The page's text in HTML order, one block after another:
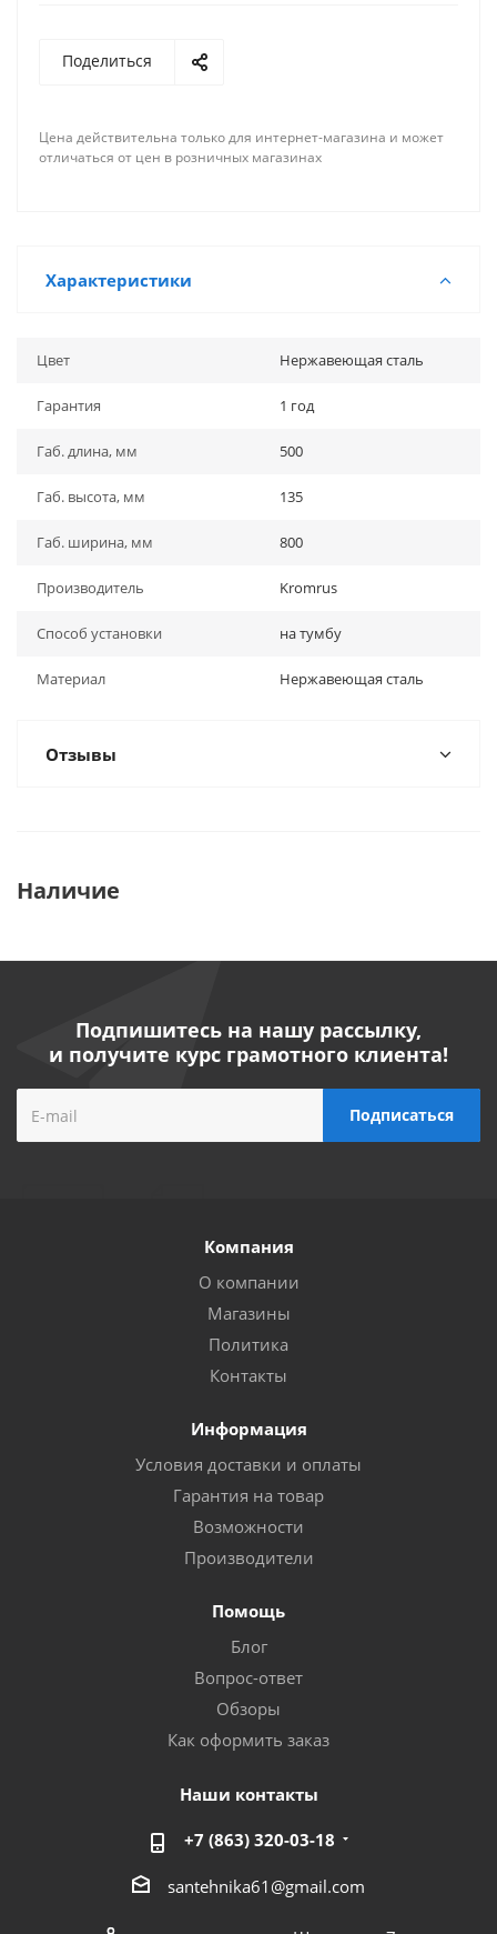
Поделиться
Цена действительна только для интернет-магазина и может
отличаться от цен в розничных магазинах
Характеристики
Цвет Нержавеющая сталь
Гарантия 1 год
Габ. длина, мм 500
Габ. высота, мм 135
Габ. ширина, мм 800
Производитель Kromrus
Способ установки на тумбу
Материал Нержавеющая сталь
Отзывы
Наличие
Подпишитесь на нашу рассылку,
и получите курс грамотного клиента!
Компания
О компании
Магазины
Политика
Контакты
Информация
Условия доставки и оплаты
Гарантия на товар
Возможности
Производители
Помощь
Блог
Вопрос-ответ
Обзоры
Как оформить заказ
Наши контакты
+7 (863) 320-03-18
santehnika61@gmail.com